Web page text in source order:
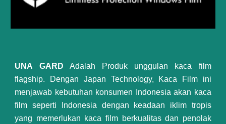
UNA GARD Adalah Produk unggulan kaca film
flagship. Dengan Japan Technology, Kaca Film ini
menjawab kebutuhan konsumen Indonesia akan kaca
film seperti Indonesia dengan keadaan iklim tropis
yang memerlukan kaca film berkualitas dan penolak